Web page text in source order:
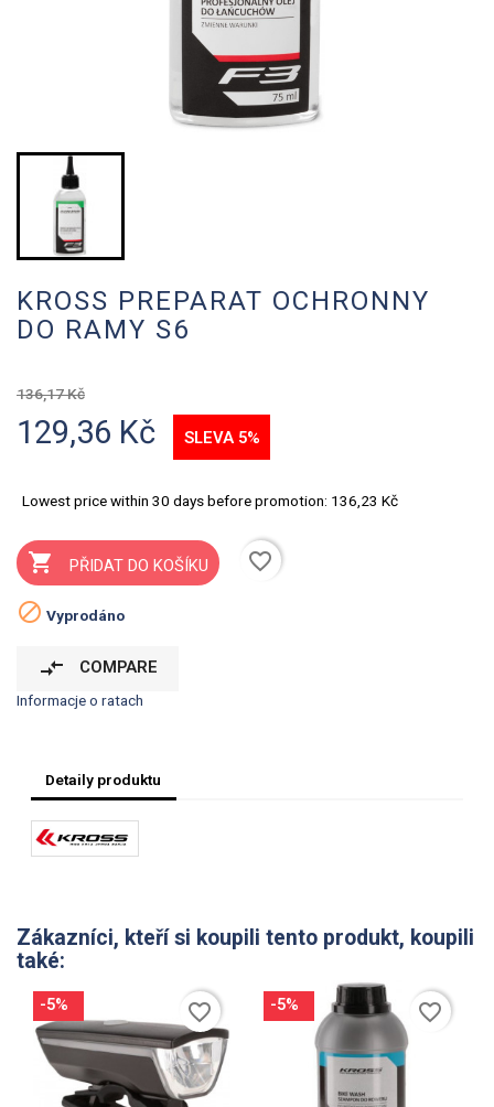
KROSS PREPARAT OCHRONNY
DO RAMY S6
136,17 Kč
129,36 Kč SLEVA 5%
Lowest price within 30 days before promotion: 136,23 Kč
 PŘIDAT DO KOŠÍKU
favorite_border
 Vyprodáno
compare_arrows COMPARE
Informacje o ratach
Detaily produktu
Zákazníci, kteří si koupili tento produkt, koupili
také:
-5% favorite_border -5% favorite_border